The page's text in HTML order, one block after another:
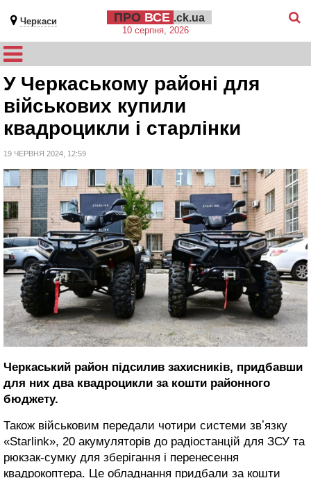
Черкаси ПРО ВСЕ .ck.ua
10 серпня, 2026
У Черкаському районі для
військових купили
квадроцикли і старлінки
19 ЧЕРВНЯ 2024, 12:59
Черкаський район підсилив захисників, придбавши
для них два квадроцикли за кошти районного
бюджету.
Також військовим передали чотири системи звʼязку
«Starlink», 20 акумуляторів до радіостанцій для ЗСУ та
рюкзак-сумку для зберігання і перенесення
квадрокоптера. Це обладнання придбали за кошти